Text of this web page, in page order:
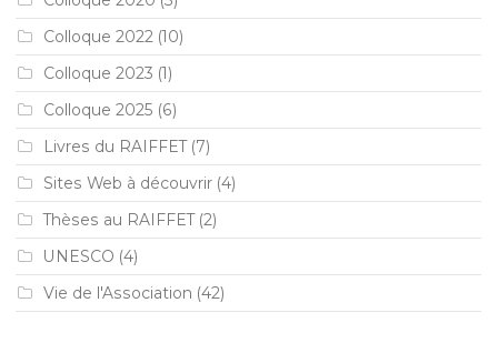
Colloque 2022 (10)
Colloque 2023 (1)
Colloque 2025 (6)
Livres du RAIFFET(7)
Sites Web à découvrir (4)
Thèses au RAIFFET(2)
UNESCO (4)
Vie de l'Association (42)